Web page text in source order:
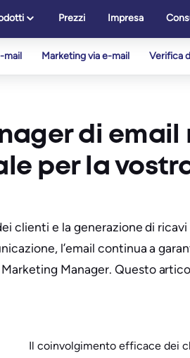
Prezzi Impresa
mail Marketing via e-mail Verifica
di
per la
clienti e la generazione di ricavi
l’email continua a
Marketing Manager. Questo
Il coinvolgimento efficace dei